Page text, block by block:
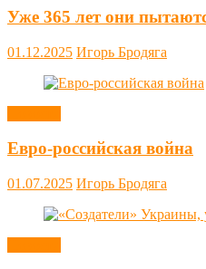
Уже 365 лет они
01.12.2025 Игорь Бродяга
Евро-российская война
01.07.2025 Игорь Бродяга